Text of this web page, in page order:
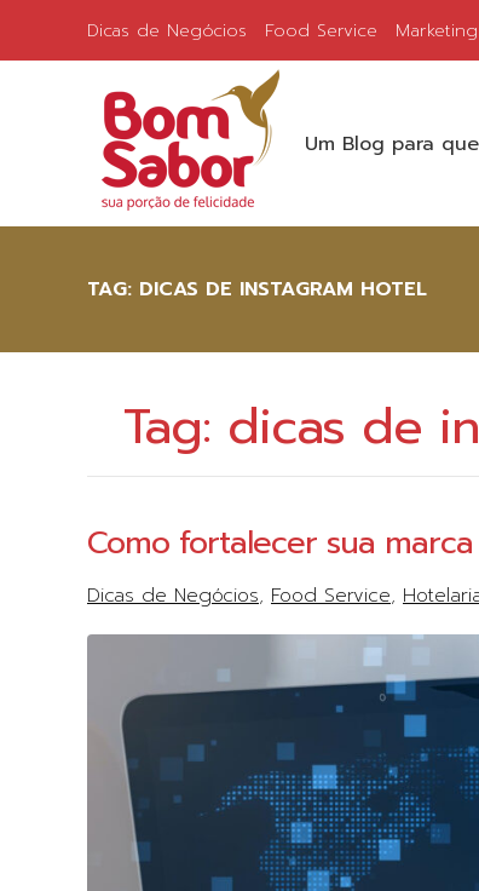
Dicas de Negócios Food Service Marketing
Um Blog para
TAG: DICAS DE INSTAGRAM HOTEL
Tag: dicas de
Como fortalecer sua
Dicas de Negócios Food Service